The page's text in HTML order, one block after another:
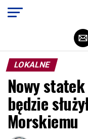
LOKALNE
Nowy
będzie
Morskiemu